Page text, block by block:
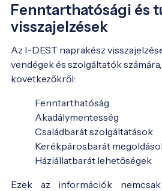
Fenntarthatósági és
visszajelzések
Az I-DEST naprakész
vendégek és szolgáltatók
következőkről:
Fenntarthatóság
Akadálymentesség
Családbarát szolgáltatások
Kerékpárosbarát
Háziállatbarát lehetőségek
Ezek az információk